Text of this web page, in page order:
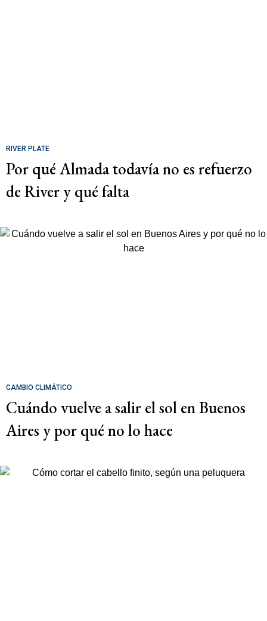
RIVER PLATE
Por qué Almada todavía no es refuerzo
de River y qué falta
CAMBIO CLIMÁTICO
Cuándo vuelve a salir el sol en Buenos
Aires y por qué no lo hace